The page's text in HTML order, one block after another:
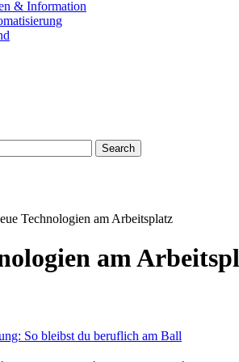
& Information
Search
Technologien am Arbeitsplatz
am